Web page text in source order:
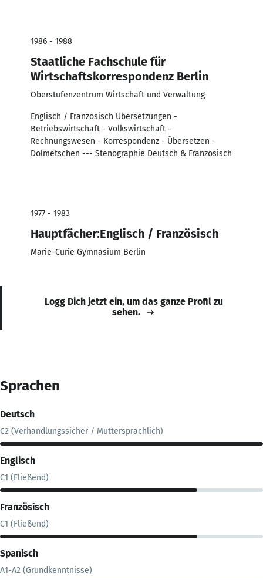
1986 - 1988
Staatliche Fachschule für
Wirtschaftskorrespondenz Berlin
Oberstufenzentrum Wirtschaft und Verwaltung
Englisch / Französisch Übersetzungen -
Betriebswirtschaft - Volkswirtschaft -
Rechnungswesen - Korrespondenz - Übersetzen -
Dolmetschen --- Stenographie Deutsch & Französisch
1977 - 1983
Hauptfächer:Englisch / Französisch
Marie-Curie Gymnasium Berlin
Logg Dich jetzt ein, um das ganze Profil zu
sehen.
Sprachen
Deutsch
C2 (Verhandlungssicher / Muttersprachlich)
Englisch
C1 (Fließend)
Französisch
C1 (Fließend)
Spanisch
A1-A2 (Grundkenntnisse)